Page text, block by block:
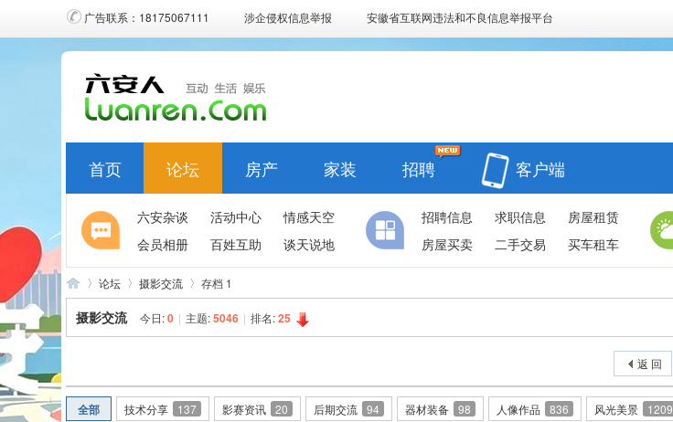
广告联系：18175067111 涉企侵权信息举报 安徽省互联网违法和不良信息举报平台
首页 论坛 房产 家装 招聘 客户端
六安杂谈 活动中心
情感天空
会员相册
百姓互助 谈天说地
招聘信息 求职信息
房屋租赁
房屋买卖
二手交易 买车租车
论坛 摄影交流 存档 1
摄影交流 今日:0 | 主题:5046 | 排名:25
返 回
全部 技术分享 137 影赛资讯 20 后期交流 94 器材装备 98 人像作品 836 风光美景 1209